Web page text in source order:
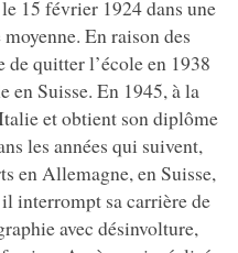
15 février 1924 dans une
En raison des
quitter l’école en 1938
en Suisse. En 1945, à la
et obtient son diplôme
les années qui suivent,
en Allemagne, en Suisse,
interrompt sa carrière de
avec désinvolture,